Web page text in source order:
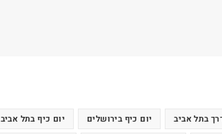
בתל אביב יום כיף בירושלים יום כיף בתל אביב